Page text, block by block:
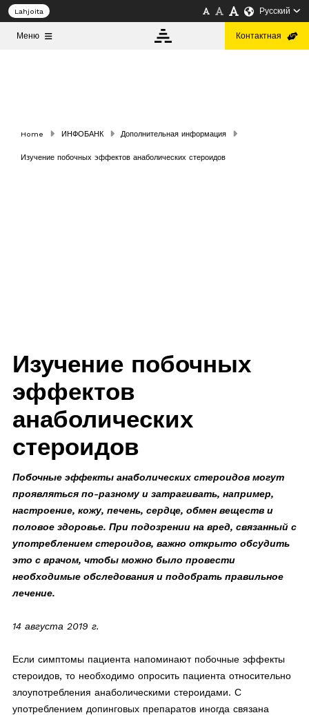
Lahjoita Русский
Меню Контактная
Home ИНФОБАНК Дополнительная информация
Изучение побочных эффектов анаболических стероидов
Изучение побочных
эффектов
анаболических
стероидов
Побочные эффекты анаболических стероидов могут
проявляться по-разному и затрагивать, например,
настроение, кожу, печень, сердце, обмен веществ и
половое здоровье. При подозрении на вред, связанный с
употреблением стероидов, важно открыто обсудить
это с врачом, чтобы можно было провести
необходимые обследования и подобрать правильное
лечение.
14 августа 2019 г.
Если симптомы пациента напоминают побочные эффекты
стероидов, то необходимо опросить пациента относительно
злоупотребления анаболическими стероидами. С
употреблением допинговых препаратов иногда связана